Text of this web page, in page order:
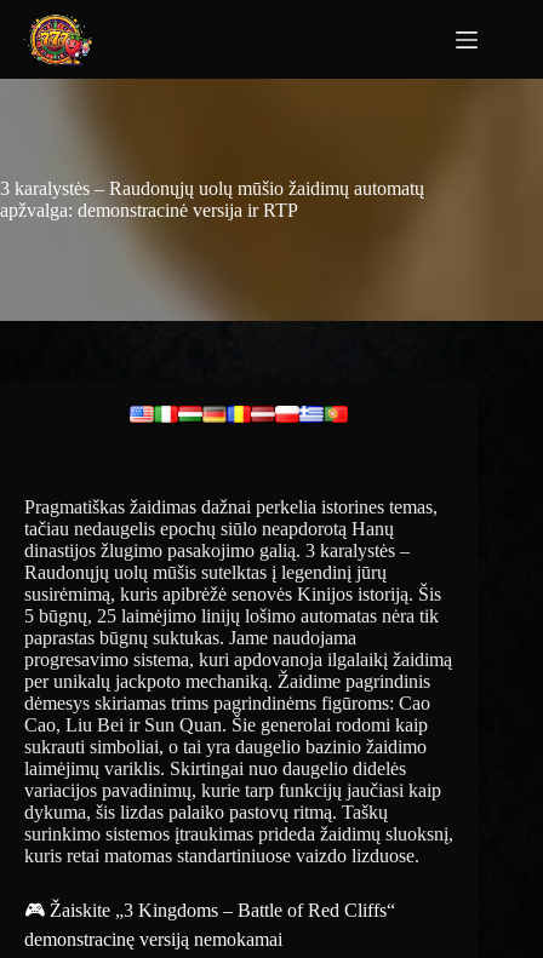
3 karalystės – Raudonųjų uolų mūšio žaidimų automatų
apžvalga: demonstracinė versija ir RTP
Pragmatiškas žaidimas dažnai perkelia istorines temas,
tačiau nedaugelis epochų siūlo neapdorotą Hanų
dinastijos žlugimo pasakojimo galią. 3 karalystės –
Raudonųjų uolų mūšis sutelktas į legendinį jūrų
susirėmimą, kuris apibrėžė senovės Kinijos istoriją. Šis
5 būgnų, 25 laimėjimo linijų lošimo automatas nėra tik
paprastas būgnų suktukas. Jame naudojama
progresavimo sistema, kuri apdovanoja ilgalaikį žaidimą
per unikalų jackpoto mechaniką. Žaidime pagrindinis
dėmesys skiriamas trims pagrindinėms figūroms: Cao
Cao, Liu Bei ir Sun Quan. Šie generolai rodomi kaip
sukrauti simboliai, o tai yra daugelio bazinio žaidimo
laimėjimų variklis. Skirtingai nuo daugelio didelės
variacijos pavadinimų, kurie tarp funkcijų jaučiasi kaip
dykuma, šis lizdas palaiko pastovų ritmą. Taškų
surinkimo sistemos įtraukimas prideda žaidimų sluoksnį,
kuris retai matomas standartiniuose vaizdo lizduose.
🎮 Žaiskite „3 Kingdoms – Battle of Red Cliffs“
demonstracinę versiją nemokamai